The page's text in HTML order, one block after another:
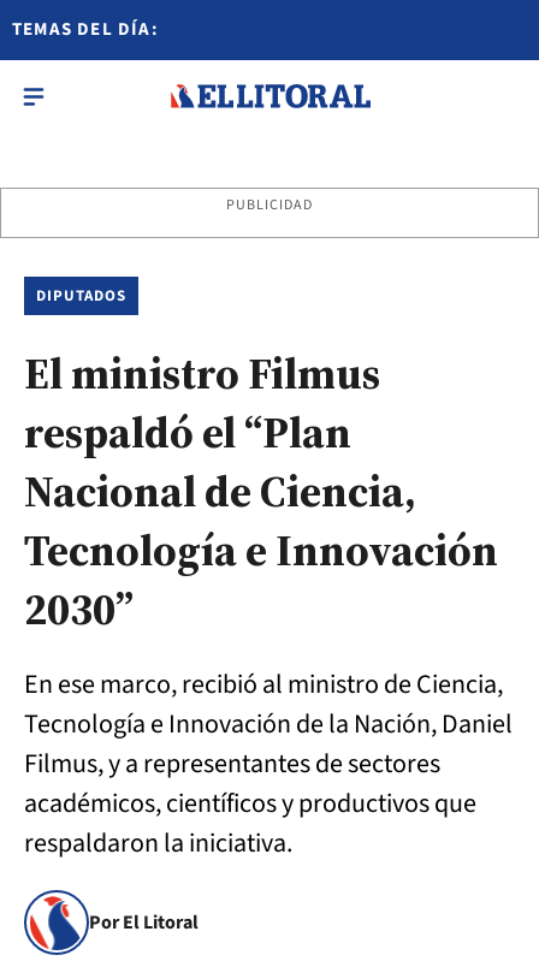
TEMAS DEL DÍA:
PUBLICIDAD
DIPUTADOS
El ministro Filmus
respaldó el “Plan
Nacional de Ciencia,
Tecnología e Innovación
2030”
En ese marco, recibió al ministro de Ciencia,
Tecnología e Innovación de la Nación, Daniel
Filmus, y a representantes de sectores
académicos, científicos y productivos que
respaldaron la iniciativa.
Por El Litoral